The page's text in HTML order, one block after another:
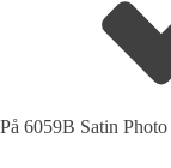
På 6059B Satin